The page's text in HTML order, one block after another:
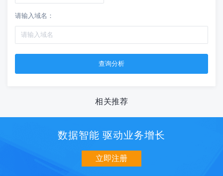
请输入域名：
相关推荐
数据智能 驱动业务增长
立即注册